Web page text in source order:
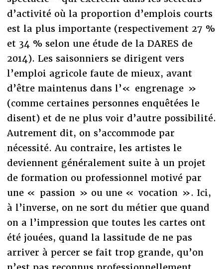
d’activité où la proportion d’emplois courts
est la plus importante (respectivement 27 %
et 34 % selon une étude de la DARES de
2014). Les saisonniers se dirigent vers
l’emploi agricole faute de mieux, avant
d’être maintenus dans l’« engrenage »
(comme certaines personnes enquêtées le
disent) et de ne plus voir d’autre possibilité.
Autrement dit, on s’accommode par
nécessité. Au contraire, les artistes le
deviennent généralement suite à un projet
de formation ou professionnel motivé par
une « passion » ou une « vocation ». Ici,
à l’inverse, on ne sort du métier que quand
on a l’impression que toutes les cartes ont
été jouées, quand la lassitude de ne pas
arriver à percer se fait trop grande, qu’on